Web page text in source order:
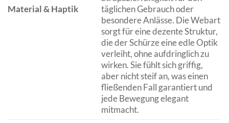
Material & Haptik
täglichen Gebrauch oder
besondere Anlässe. Die Webart
sorgt für eine dezente Struktur,
die der Schürze eine edle Optik
verleiht, ohne aufdringlich zu
wirken. Sie fühlt sich griffig,
aber nicht steif an, was einen
fließenden Fall garantiert und
jede Bewegung elegant
mitmacht.